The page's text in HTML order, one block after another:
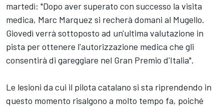
martedì: "Dopo aver superato con successo la visita
medica, Marc Marquez si recherà domani al Mugello.
Giovedì verrà sottoposto ad un'ultima valutazione in
pista per ottenere l'autorizzazione medica che gli
consentirà di gareggiare nel Gran Premio d'Italia".
Le lesioni da cui il pilota catalano si sta riprendendo in
questo momento risalgono a molto tempo fa, poiché